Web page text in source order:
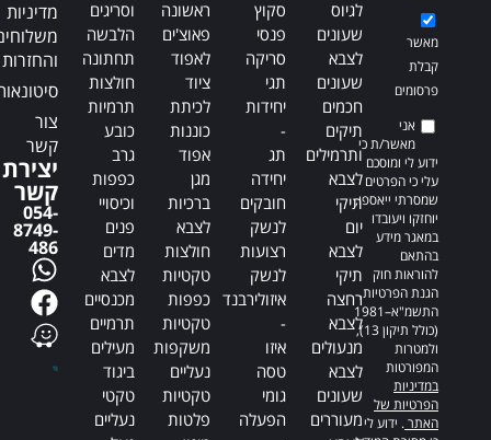
מאשר
קבלת
פרסומים
אני
מאשר/ת כי
ידוע לי ומוסכם
עלי כי הפרטים
שמסרתי ייאספו,
יוחזקו ויעובדו
במאגר מידע
בהתאם
להוראות חוק
הגנת הפרטיות,
התשמ"א–1981
(כולל תיקון 13),
ולמטרות
המפורטות
במדיניות
הפרטיות של
האתר. ידוע לי
לגיוס
שעונים
לצבא
שעונים
חכמים
תיקים
ותרמילים
לצבא
תיקי
יום
לצבא
תיקי
רחצה
לצבא
מנעולים
לצבא
שעונים
מעוררים
סקוץ
פנסי
סריקה
תגי
יחידות
-
תג
יחידה
חובקים
לנשק
רצועות
לנשק
איזולירבנד
-
איזו
טסה
גומי
הפעלה
ראשונה
פאוצ'ים
לאפוד
ציוד
לכיתת
כוננות
אפוד
מגן
ברכיות
לצבא
חולצות
טקטיות
כפפות
טקטיות
משקפות
נעליים
טקטיות
פלטות
וסריגים
הלבשה
תחתונה
חולצות
תרמיות
כובע
גרב
כפפות
וכיסויי
פנים
מדים
לצבא
מכנסיים
תרמיים
מעילים
ביגוד
טקטי
נעליים
מדיניות
והחזרות
צור
קשר
יצירת
קשר
054-
8749-
486